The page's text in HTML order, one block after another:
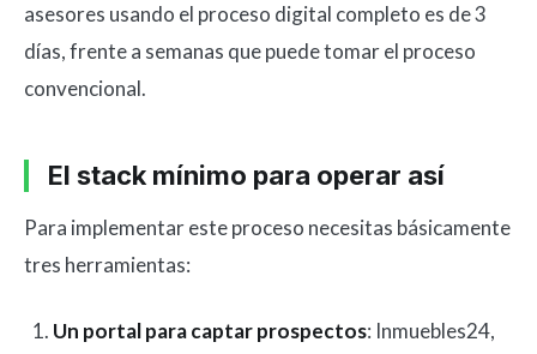
asesores usando el proceso digital completo es de 3
días, frente a semanas que puede tomar el proceso
convencional.
El stack mínimo para operar así
Para implementar este proceso necesitas básicamente
tres herramientas:
Un portal para captar prospectos: Inmuebles24,